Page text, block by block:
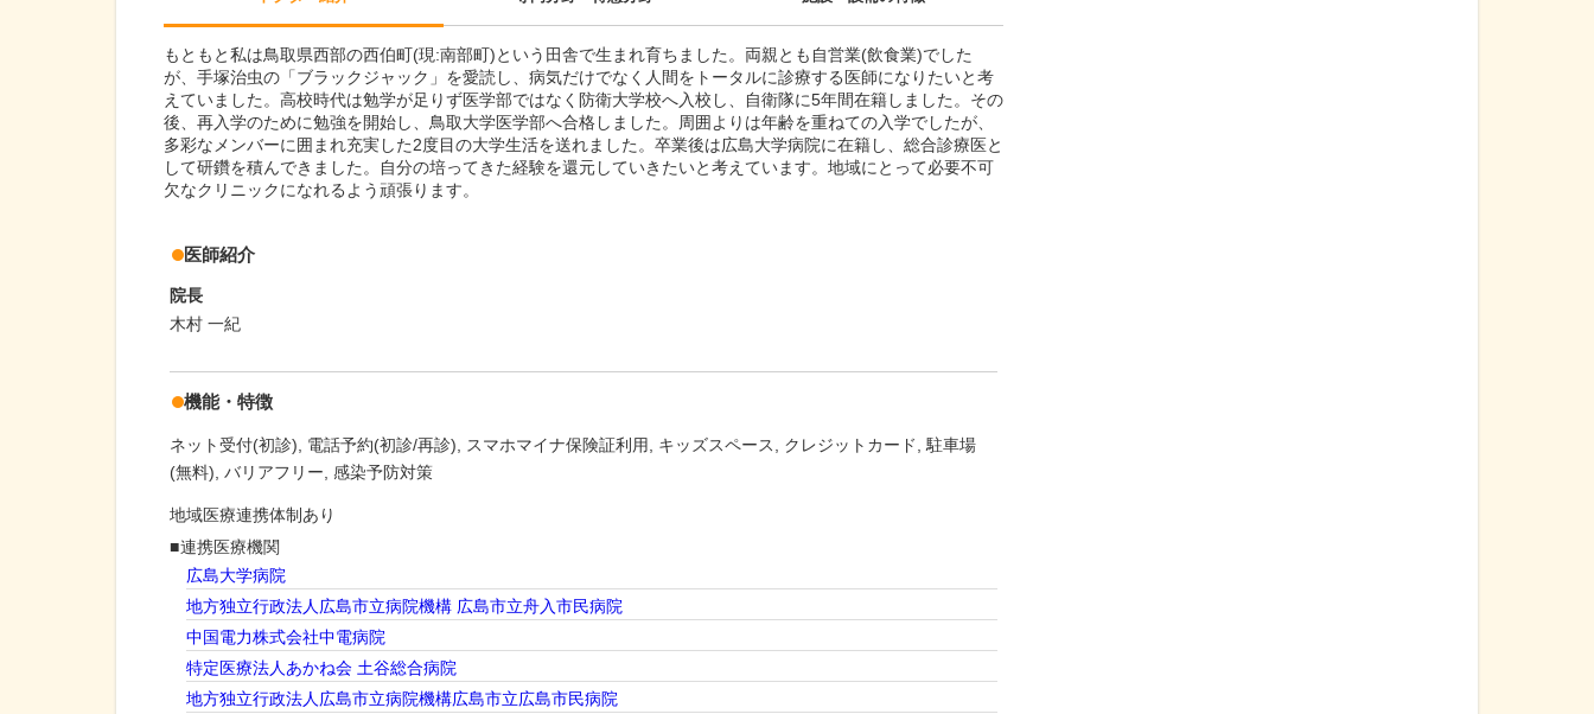
もともと私は鳥取県西部の西伯町(現:南部町)という田舎で生まれ育ちました。両親とも自営業(飲食業)でした
が、手塚治虫の「ブラックジャック」を愛読し、病気だけでなく人間をトータルに診療する医師になりたいと考
えていました。高校時代は勉学が足りず医学部ではなく防衛大学校へ入校し、自衛隊に5年間在籍しました。その
後、再入学のために勉強を開始し、鳥取大学医学部へ合格しました。周囲よりは年齢を重ねての入学でしたが、
多彩なメンバーに囲まれ充実した2度目の大学生活を送れました。卒業後は広島大学病院に在籍し、総合診療医と
して研鑽を積んできました。自分の培ってきた経験を還元していきたいと考えています。地域にとって必要不可
欠なクリニックになれるよう頑張ります。
医師紹介
院長
木村 一紀
機能・特徴
ネット受付(初診) 電話予約(初診/再診) スマホマイナ保険証利用 キッズスペース クレジットカード
駐車場
(無料) バリアフリー 感染予防対策
地域医療連携体制あり
連携医療機関
広島大学病院
地方独立行政法人広島市立病院機構 広島市立舟入市民病院
中国電力株式会社中電病院
特定医療法人あかね会 土谷総合病院
地方独立行政法人広島市立病院機構広島市立広島市民病院